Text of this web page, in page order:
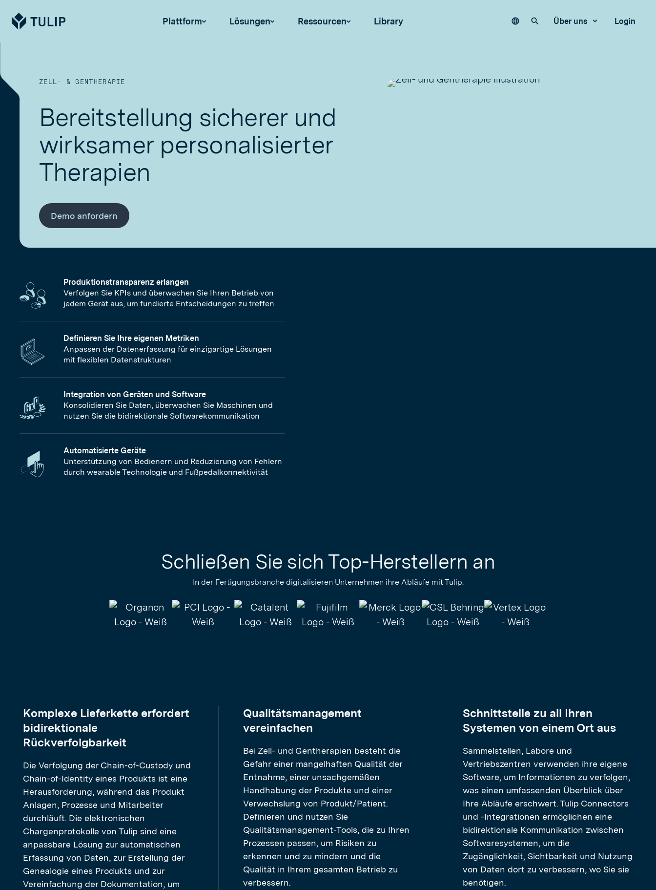
Tulip Plattform Lösungen Ressourcen Library LanguageUnsere Website durchsuchen
Über uns Login
ZELL- & GENTHERAPIE
Bereitstellung sicherer und
wirksamer personalisierter
Therapien
Demo anfordern
Produktionstransparenz erlangen
Verfolgen Sie KPIs und überwachen Sie Ihren Betrieb von
jedem Gerät aus, um fundierte Entscheidungen zu treffen
Definieren Sie Ihre eigenen Metriken
Anpassen der Datenerfassung für einzigartige Lösungen
mit flexiblen Datenstrukturen
Integration von Geräten und Software
Konsolidieren Sie Daten, überwachen Sie Maschinen und
nutzen Sie die bidirektionale Softwarekommunikation
Automatisierte Geräte
Unterstützung von Bedienern und Reduzierung von Fehlern
durch wearable Technologie und Fußpedalkonnektivität
Schließen Sie sich Top-Herstellern an
In der Fertigungsbranche digitalisieren Unternehmen ihre Abläufe mit Tulip.
Komplexe Lieferkette erfordert
bidirektionale
Rückverfolgbarkeit
Die Verfolgung der Chain-of-Custody und
Chain-of-Identity eines Produkts ist eine
Herausforderung, während das Produkt
Anlagen, Prozesse und Mitarbeiter
durchläuft. Die elektronischen
Chargenprotokolle von Tulip sind eine
anpassbare Lösung zur automatischen
Erfassung von Daten, zur Erstellung der
Genealogie eines Produkts und zur
Vereinfachung der Dokumentation, um
Qualitätsmanagement
vereinfachen
Bei Zell- und Gentherapien besteht die
Gefahr einer mangelhaften Qualität der
Entnahme, einer unsachgemäßen
Handhabung der Produkte und einer
Verwechslung von Produkt/Patient.
Definieren und nutzen Sie
Qualitätsmanagement-Tools, die zu Ihren
Prozessen passen, um Risiken zu
erkennen und zu mindern und die
Qualität in Ihrem gesamten Betrieb zu
verbessern.
Schnittstelle zu all Ihren
Systemen von einem Ort aus
Sammelstellen, Labore und
Vertriebszentren verwenden ihre eigene
Software, um Informationen zu verfolgen,
was einen umfassenden Überblick über
Ihre Abläufe erschwert. Tulip Connectors
und -Integrationen ermöglichen eine
bidirektionale Kommunikation zwischen
Softwaresystemen, um die
Zugänglichkeit, Sichtbarkeit und Nutzung
von Daten dort zu verbessern, wo Sie sie
benötigen.